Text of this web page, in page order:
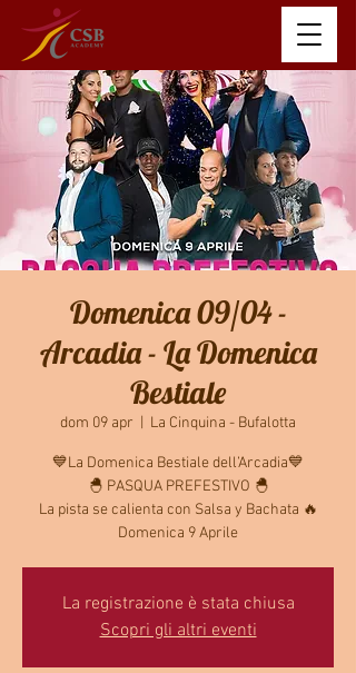
Domenica 09/04 -
Arcadia - La Domenica
Bestiale
dom 09 apr La Cinquina - Bufalotta
💙La Domenica Bestiale dell’Arcadia💙
🐣 PASQUA PREFESTIVO 🐣
La pista se calienta con Salsa y Bachata 🔥
Domenica 9 Aprile
La registrazione è stata chiusa
Scopri gli altri eventi